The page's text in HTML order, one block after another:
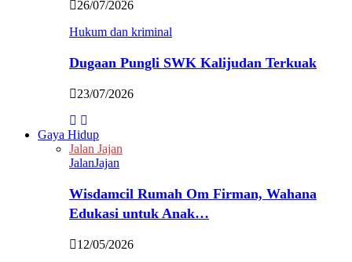
26/07/2026
Hukum dan kriminal
Dugaan Pungli SWK Kalijudan Terkuak
23/07/2026
Gaya Hidup
Jalan Jajan
JalanJajan
Wisdamcil Rumah Om Firman, Wahana
Edukasi untuk Anak…
12/05/2026